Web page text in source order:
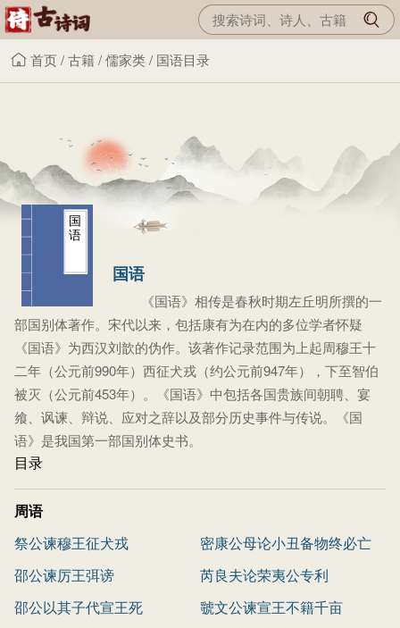
首页/古籍 /儒家类/ 国语目录
国
语
国语
《国语》相传是春秋时期左丘明所撰的一
部国别体著作。宋代以来，包括康有为在内的多位学者怀疑
《国语》为西汉刘歆的伪作。该著作记录范围为上起周穆王十
二年（公元前990年）西征犬戎（约公元前947年），下至智伯
被灭（公元前453年）。《国语》中包括各国贵族间朝聘、宴
飨、讽谏、辩说、应对之辞以及部分历史事件与传说。《国
语》是我国第一部国别体史书。
目录
周语
祭公谏穆王征犬戎
密康公母论小丑备物终必亡
邵公谏厉王弭谤
芮良夫论荣夷公专利
邵公以其子代宣王死
虢文公谏宣王不籍千亩